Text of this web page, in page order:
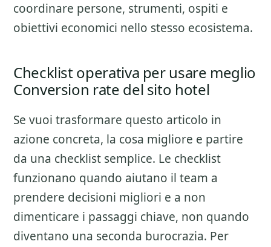
coordinare persone, strumenti, ospiti e
obiettivi economici nello stesso ecosistema.
Checklist operativa per usare meglio
Conversion rate del sito hotel
Se vuoi trasformare questo articolo in
azione concreta, la cosa migliore e partire
da una checklist semplice. Le checklist
funzionano quando aiutano il team a
prendere decisioni migliori e a non
dimenticare i passaggi chiave, non quando
diventano una seconda burocrazia. Per